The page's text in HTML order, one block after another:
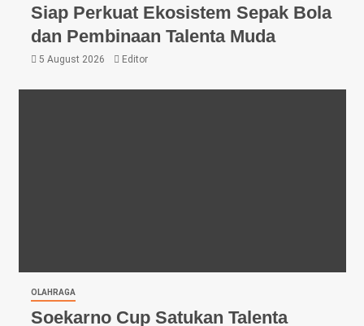
Siap Perkuat Ekosistem Sepak Bola
dan Pembinaan Talenta Muda
5 August 2026 Editor
OLAHRAGA
Soekarno Cup Satukan Talenta